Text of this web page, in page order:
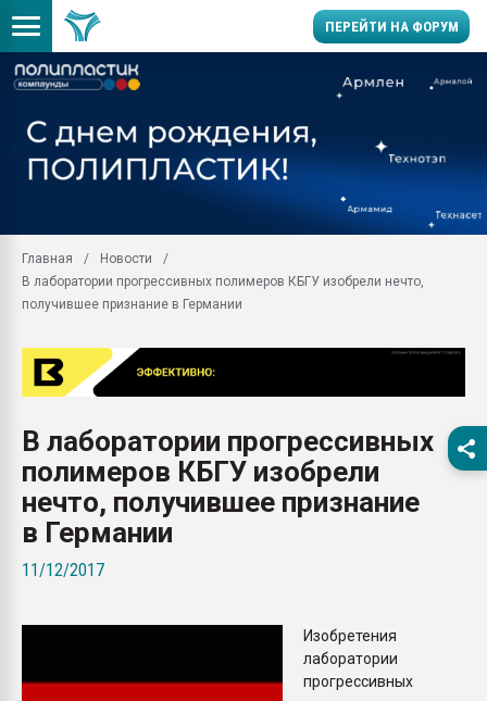
ПЕРЕЙТИ НА ФОРУМ
заводу пластмасс"
первый план в
28.07.2026
ситуацией на
Всё, что касается
Главная
Новости
В лаборатории прогрессивных полимеров КБГУ изобрели нечто,
получившее признание в Германии
В лаборатории прогрессивных
полимеров КБГУ изобрели
нечто, получившее признание
в Германии
11/12/2017
Изобретения
лаборатории
прогрессивных